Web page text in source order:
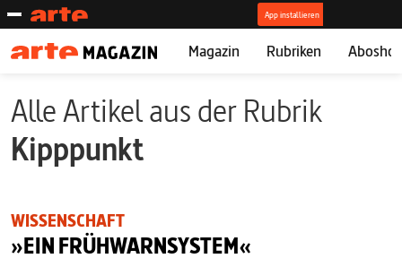
Magazin Rubriken
Alle Artikel aus der Rubrik
Kipppunkt
WISSENSCHAFT
»EIN FRÜHWARNSYSTEM«